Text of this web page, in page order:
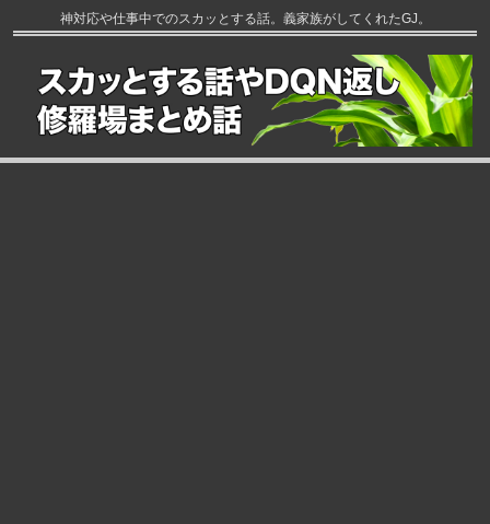
神対応や仕事中でのスカッとする話。義家族がしてくれたGJ。